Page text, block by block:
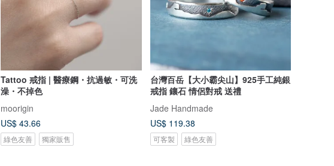
Tattoo 戒指 | 醫療鋼・抗過敏・可洗
澡・不掉色
moorigin
US$ 43.66
綠色友善 獨家販售
台灣百岳【大小霸尖山】925手工純銀
戒指 鑲石 情侶對戒 送禮
Jade Handmade
US$ 119.38
可客製 綠色友善